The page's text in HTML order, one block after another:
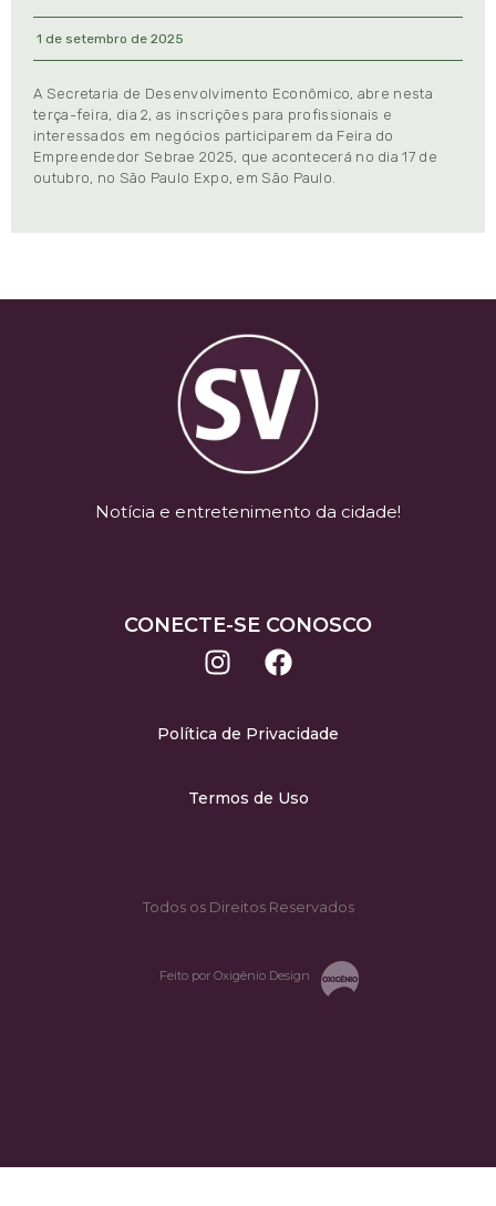
1 de setembro de 2025
A Secretaria de Desenvolvimento Econômico, abre nesta
terça-feira, dia 2, as inscrições para profissionais e
interessados em negócios participarem da Feira do
Empreendedor Sebrae 2025, que acontecerá no dia 17 de
outubro, no São Paulo Expo, em São Paulo.
Notícia e entretenimento da cidade!
CONECTE-SE CONOSCO
Política de Privacidade
Termos de Uso
Todos os Direitos Reservados
Feito por Oxigênio Design